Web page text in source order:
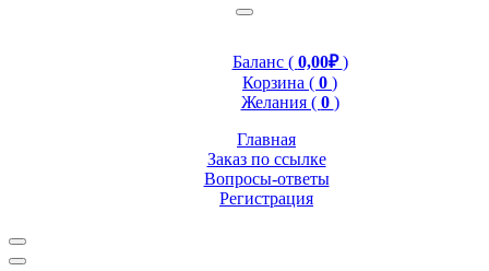
Баланс ( 0,00₽)
Корзина ( 0 )
Желания ( 0 )
Главная
Заказ по ссылке
Вопросы-ответы
Регистрация